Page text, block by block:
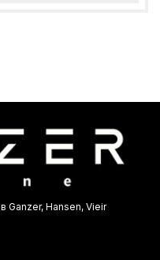
Ganzer, Hansen, Vieir